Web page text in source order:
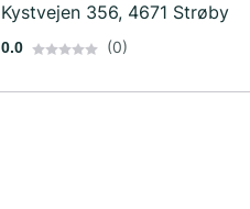
Kystvejen 356, 4671 Strøby
0.0 (0)